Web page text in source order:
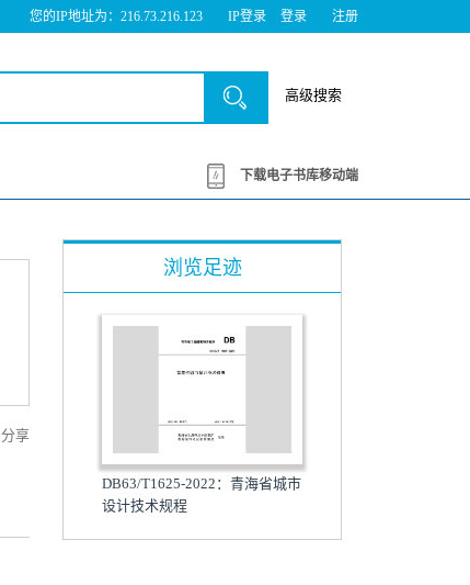
您的IP地址为：216.73.216.123 IP登录 登录 注册
高级搜索
下载电子书库移动端
分享
浏览足迹
DB63/T1625-2022：青海省城市
设计技术规程